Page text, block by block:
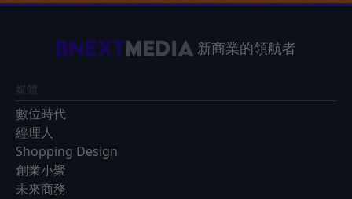
新商業的領航者
媒體
數位時代
經理人
Shopping Design
創業小聚
未來商務